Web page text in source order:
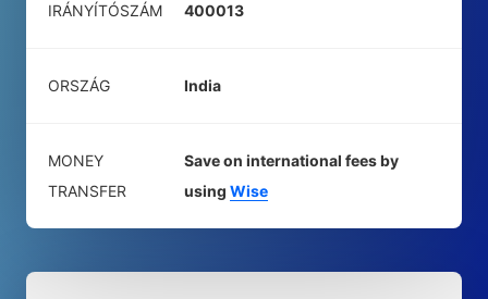
IRÁNYÍTÓSZÁM 400013
ORSZÁG India
MONEY
TRANSFER
Save on international fees by
using Wise